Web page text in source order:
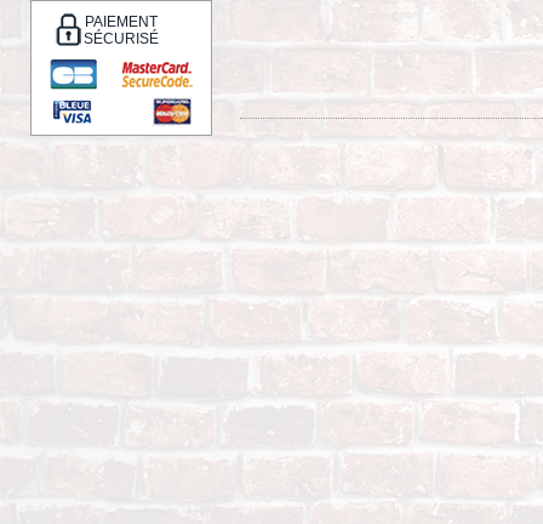
PAIEMENT
SÉCURISÉ